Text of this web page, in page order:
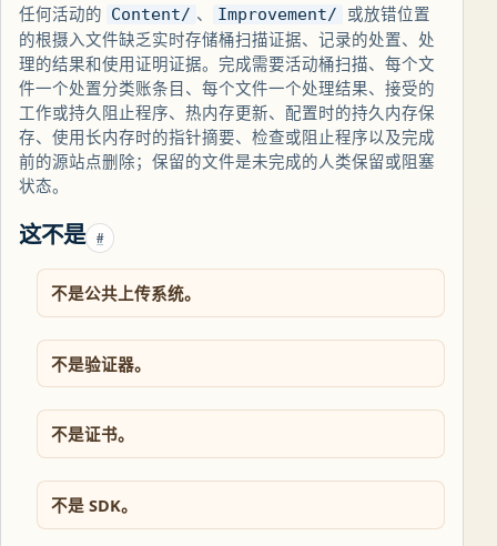
任何活动的
Content/ 、 Improvement/
或放错位置
的根摄入文件缺乏实时存储桶扫描证据、记录的处置、处
理的结果和使用证明证据。完成需要活动桶扫描、每个文
件一个处置分类账条目、每个文件一个处理结果、接受的
工作或持久阻止程序、热内存更新、配置时的持久内存保
存、使用长内存时的指针摘要、检查或阻止程序以及完成
前的源站点删除；保留的文件是未完成的人类保留或阻塞
状态。
这不是 #
不是公共上传系统。
不是验证器。
不是证书。
不是 SDK。